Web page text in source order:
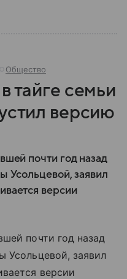
Общество
тайге семьи
версию
почти год назад
Усольцевой, заявил
версии
почти год назад
Усольцевой, заявил
версии